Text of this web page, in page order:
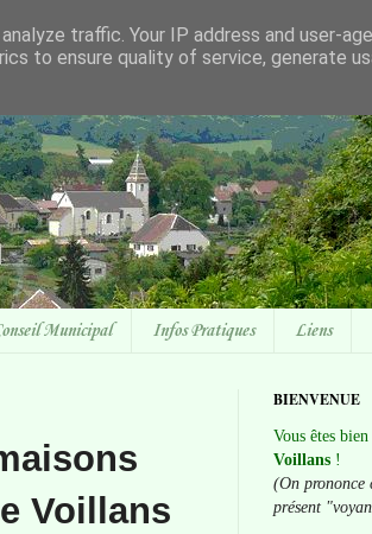
Municipal Infos Pratiques Liens
Voillans
BIENVENUE
Vous êtes
Voillans !
(On prononce
présent
traffic. Your IP address and user-
to ensure quality of service, generate